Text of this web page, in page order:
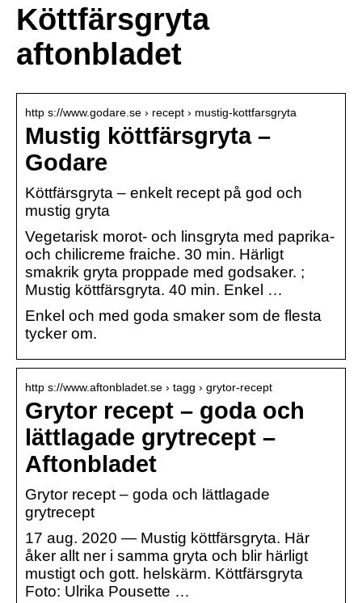
Köttfärsgryta
aftonbladet
http s://www.godare.se › recept › mustig-kottfarsgryta
Mustig köttfärsgryta –
Godare
Köttfärsgryta – enkelt recept på god och
mustig gryta
Vegetarisk morot- och linsgryta med paprika-
och chilicreme fraiche. 30 min. Härligt
smakrik gryta proppade med godsaker. ;
Mustig köttfärsgryta. 40 min. Enkel …
Enkel och med goda smaker som de flesta
tycker om.
http s://www.aftonbladet.se › tagg › grytor-recept
Grytor recept – goda och
lättlagade grytrecept –
Aftonbladet
Grytor recept – goda och lättlagade
grytrecept
17 aug. 2020 — Mustig köttfärsgryta. Här
åker allt ner i samma gryta och blir härligt
mustigt och gott. helskärm. Köttfärsgryta
Foto: Ulrika Pousette …